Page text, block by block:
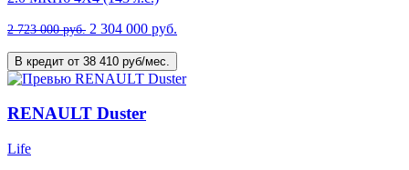
2 723 000 руб. 2 304 000 руб.
В кредит от 38 410 руб/мес.
RENAULT Duster
Life